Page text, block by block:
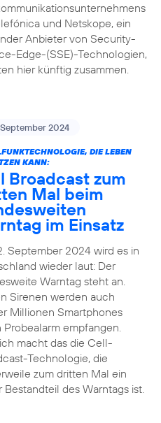
und Netskope, ein
Anbieter von Security-
Edge-(SSE)-Technologien,
hier künftig zusammen.
2024
DIE LEBEN
KANN:
Broadcast zum
Mal beim
im Einsatz
September 2024 wird es in
wieder laut: Der
Warntag steht an.
Sirenen werden auch
Millionen Smartphones
Probealarm empfangen.
macht das die Cell-
Technologie, die
zum dritten Mal ein
Bestandteil des Warntags ist.